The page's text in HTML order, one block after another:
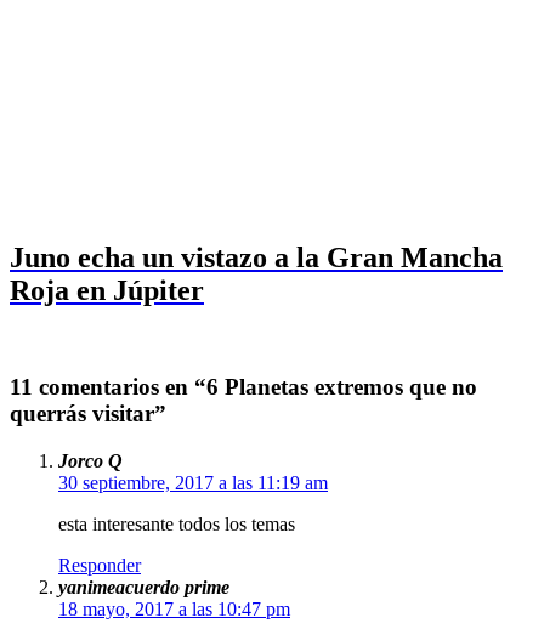
Juno echa un vistazo a la Gran Mancha
Roja en Júpiter
11 comentarios en “6 Planetas extremos que no
querrás visitar”
Jorco Q
30 septiembre, 2017 a las 11:19 am
esta interesante todos los temas
Responder
yanimeacuerdo prime
18 mayo, 2017 a las 10:47 pm